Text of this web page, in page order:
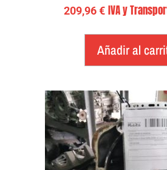
209,96€ IVA y
Añadir al